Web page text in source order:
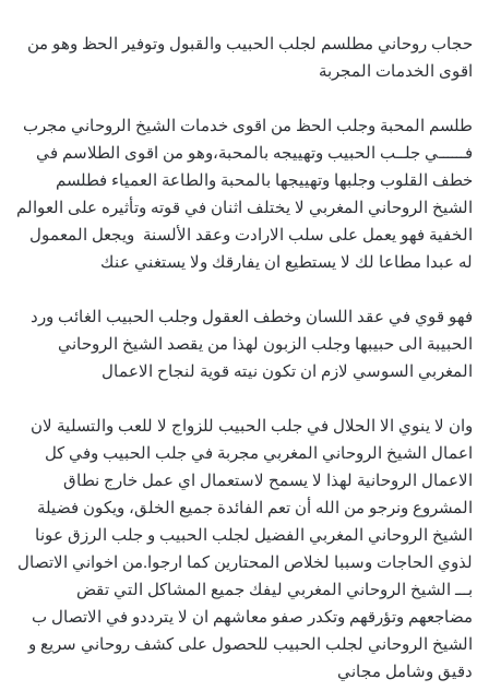
حجاب روحاني مطلسم لجلب الحبيب والقبول وتوفير الحظ وهو من
اقوى الخدمات المجربة
طلسم المحبة وجلب الحظ من اقوى خدمات الشيخ الروحاني مجرب
فــــــي جلــب الحبيب وتهييجه بالمحبة،وهو من اقوى الطلاسم في
خطف القلوب وجلبها وتهييجها بالمحبة والطاعة العمياء فطلسم
الشيخ الروحاني المغربي لا يختلف اثنان في قوته وتأثيره على العوالم
الخفية فهو يعمل على سلب الارادت وعقد الألسنة ويجعل المعمول
له عبدا مطاعا لك لا يستطيع ان يفارقك ولا يستغني عنك
فهو قوي في عقد اللسان وخطف العقول وجلب الحبيب الغائب ورد
الحبيبة الى حبيبها وجلب الزبون لهذا من يقصد الشيخ الروحاني
المغربي السوسي لازم ان تكون نيته قوية لنجاح الاعمال
وان لا ينوي الا الحلال في جلب الحبيب للزواج لا للعب والتسلية لان
اعمال الشيخ الروحاني المغربي مجربة في جلب الحبيب وفي كل
الاعمال الروحانية لهذا لا يسمح لاستعمال اي عمل خارج نطاق
المشروع ونرجو من الله أن تعم الفائدة جميع الخلق، ويكون فضيلة
الشيخ الروحاني المغربي الفضيل لجلب الحبيب و جلب الرزق عونا
لذوي الحاجات وسببا لخلاص المحتارين كما ارجوا.من اخواني الاتصال
بـــ الشيخ الروحاني المغربي ليفك جميع المشاكل التي تقض
مضاجعهم وتؤرقهم وتكدر صفو معاشهم ان لا يترددو في الاتصال ب
الشيخ الروحاني لجلب الحبيب للحصول على كشف روحاني سريع و
دقيق وشامل مجاني